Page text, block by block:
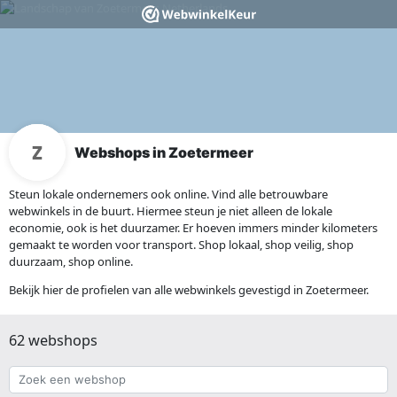
Webshops in Zoetermeer
Steun lokale ondernemers ook online. Vind alle betrouwbare
webwinkels in de buurt. Hiermee steun je niet alleen de lokale
economie, ook is het duurzamer. Er hoeven immers minder kilometers
gemaakt te worden voor transport. Shop lokaal, shop veilig, shop
duurzaam, shop online.
Bekijk hier de profielen van alle webwinkels gevestigd in Zoetermeer.
62 webshops
Zoek
een